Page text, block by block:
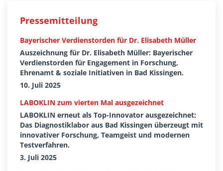
Pressemitteilung
Bayerischer Verdienstorden für Dr. Elisabeth Müller
Auszeichnung für Dr. Elisabeth Müller: Bayerischer
Verdienstorden für Engagement in Forschung,
Ehrenamt & soziale Initiativen in Bad Kissingen.
10. Juli 2025
LABOKLIN zum vierten Mal ausgezeichnet
LABOKLIN erneut als Top-Innovator ausgezeichnet:
Das Diagnostiklabor aus Bad Kissingen überzeugt mit
innovativer Forschung, Teamgeist und modernen
Testverfahren.
3. Juli 2025